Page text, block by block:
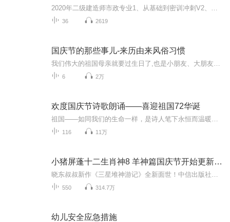
36 2619
国庆节的那些事儿-来历由来风俗习惯
6 2万
欢度国庆节诗歌朗诵——喜迎祖国72华诞
116 11万
小猪屏蓬十二生肖神8 羊神篇国庆节开始更新啦！
550 314.7万
幼儿安全应急措施